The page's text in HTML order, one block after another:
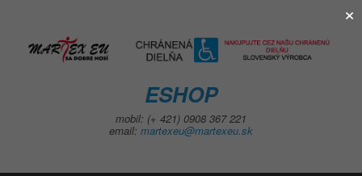
ESHOP
mobil: (+ 421) 0908 367 221
email: martexeu@martexeu.sk
×